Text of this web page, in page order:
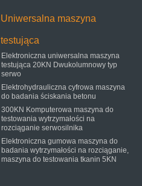
Uniwersalna maszyna
testująca
Elektroniczna uniwersalna maszyna
testująca 20KN Dwukolumnowy typ
serwo
Elektrohydrauliczna cyfrowa maszyna
do badania ściskania betonu
300KN Komputerowa maszyna do
testowania wytrzymałości na
rozciąganie serwosilnika
Elektroniczna gumowa maszyna do
badania wytrzymałości na rozciąganie,
maszyna do testowania tkanin 5KN